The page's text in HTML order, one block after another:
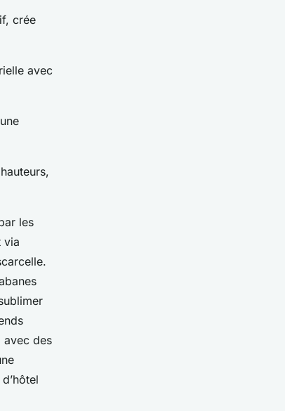
crée
avec
les
via
avec des